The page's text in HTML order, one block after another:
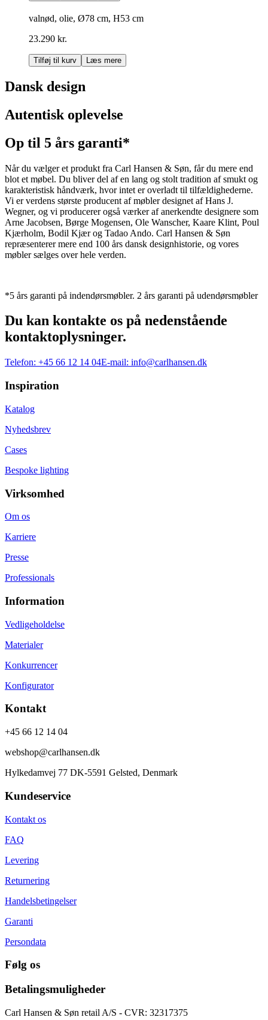
valnød, olie, Ø78 cm, H53 cm
23.290 kr.
Tilføj til kurv Læs mere
Dansk design
Autentisk oplevelse
Op til 5 års garanti*
Når du vælger et produkt fra Carl Hansen & Søn, får du mere end
blot et møbel. Du bliver del af en lang og stolt tradition af smukt og
karakteristisk håndværk, hvor intet er overladt til tilfældighederne.
Vi er verdens største producent af møbler designet af Hans J.
Wegner, og vi producerer også værker af anerkendte designere som
Arne Jacobsen, Børge Mogensen, Ole Wanscher, Kaare Klint, Poul
Kjærholm, Bodil Kjær og Tadao Ando. Carl Hansen & Søn
repræsenterer mere end 100 års dansk designhistorie, og vores
møbler sælges over hele verden.
*5 års garanti på indendørsmøbler. 2 års garanti på udendørsmøbler
Du kan kontakte os på nedenstående
kontaktoplysninger.
Telefon: +45 66 12 14 04E-mail: info@carlhansen.dk
Inspiration
Katalog
Nyhedsbrev
Cases
Bespoke lighting
Virksomhed
Om os
Karriere
Presse
Professionals
Information
Vedligeholdelse
Materialer
Konkurrencer
Konfigurator
Kontakt
+45 66 12 14 04
webshop@carlhansen.dk
Hylkedamvej 77 DK-5591 Gelsted, Denmark
Kundeservice
Kontakt os
FAQ
Levering
Returnering
Handelsbetingelser
Garanti
Persondata
Følg os
Betalingsmuligheder
Carl Hansen & Søn retail A/S - CVR: 32317375